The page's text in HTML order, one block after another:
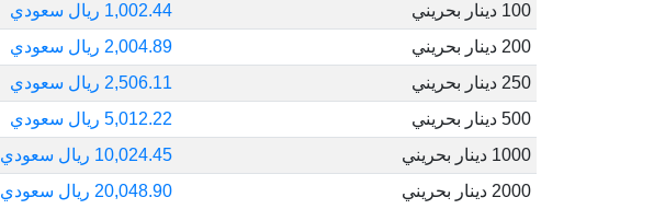
100 دينار بحريني
1,002.44 ريال سعودي
200 دينار بحريني
2,004.89 ريال سعودي
250 دينار بحريني
2,506.11 ريال سعودي
500 دينار بحريني
5,012.22 ريال سعودي
1000 دينار بحريني
10,024.45 ريال سعودي
2000 دينار بحريني
20,048.90 ريال سعودي